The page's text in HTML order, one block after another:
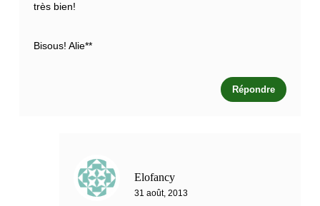
très bien!
Bisous! Alie**
Répondre
Elofancy
31 août, 2013